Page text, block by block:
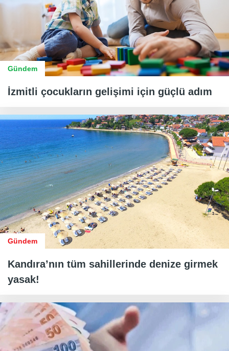
Gündem
İzmitli çocukların gelişimi için güçlü adım
Gündem
Kandıra’nın tüm sahillerinde denize girmek
yasak!